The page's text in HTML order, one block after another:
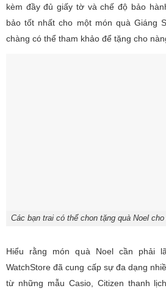
kèm đầy đủ giấy tờ và chế độ bảo
bảo tốt nhất cho một món quà Giáng
chàng có thể tham khảo để tặng cho
Các bạn trai có thể chon tặng quà Noel
Hiểu rằng món quà Noel cần phải
WatchStore đã cung cấp sự đa dạng
từ những mẫu Casio, Citizen thanh